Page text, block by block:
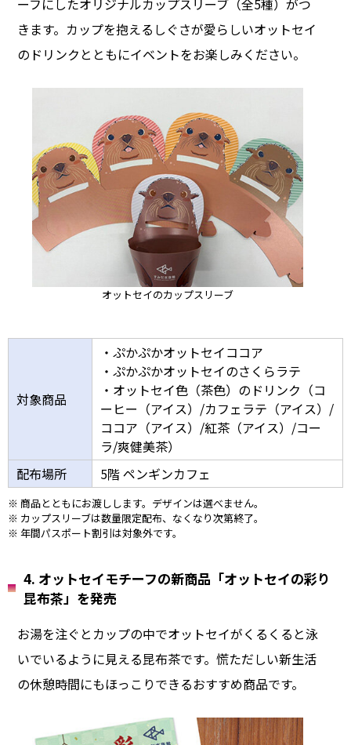
ーフにしたオリジナルカップスリーブ（全5種）がつ
きます。カップを抱えるしぐさが愛らしいオットセイ
のドリンクとともにイベントをお楽しみください。
オットセイのカップスリーブ
対象商品
・ぷかぷかオットセイココア
・ぷかぷかオットセイのさくらラテ
・オットセイ色（茶色）のドリンク（コ
ーヒー（アイス）/カフェラテ（アイス）/
ココア（アイス）/紅茶（アイス）/コー
ラ/爽健美茶）
配布場所
5階 ペンギンカフェ
※ 商品とともにお渡しします。デザインは選べません。
※ カップスリーブは数量限定配布、なくなり次第終了。
※ 年間パスポート割引は対象外です。
4. オットセイモチーフの新商品「オットセイの彩り
昆布茶」を発売
お湯を注ぐとカップの中でオットセイがくるくると泳
いでいるように見える昆布茶です。慌ただしい新生活
の休憩時間にもほっこりできるおすすめ商品です。